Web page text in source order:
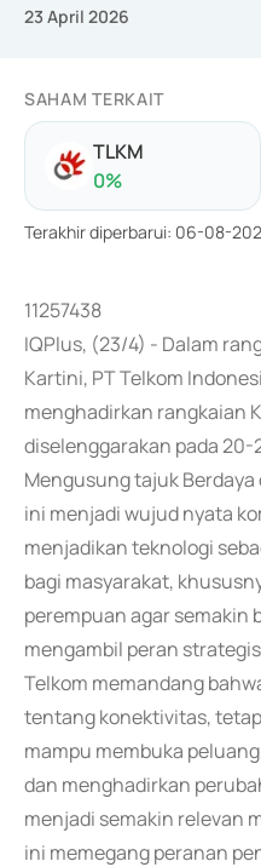
23 April 2026
SAHAM TERKAIT
TLKM
0%
Terakhir diperbarui: 06-08-
11257438
IQPlus, (23/4) - Dalam
Kartini, PT Telkom
menghadirkan rangkaian
diselenggarakan pada 20-
Mengusung tajuk
ini menjadi wujud nyata
menjadikan teknologi
bagi masyarakat,
perempuan agar semakin
mengambil peran
Telkom memandang
tentang konektivitas,
mampu membuka
dan menghadirkan
menjadi semakin relevan
ini memegang peranan